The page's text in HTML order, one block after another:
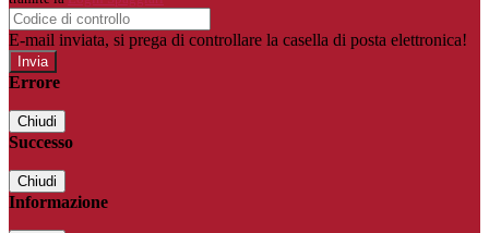
E-mail inviata, si prega di controllare la casella di posta elettronica!
Errore
Chiudi
Successo
Chiudi
Informazione